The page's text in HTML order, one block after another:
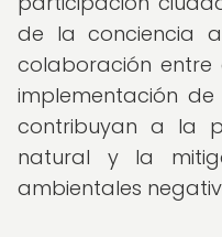
de la conciencia
colaboración
implementación
contribuyan a la
natural y la
ambientales